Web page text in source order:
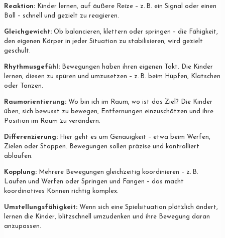
Reaktion: Kinder lernen, auf äußere Reize – z. B. ein Signal oder einen
Ball – schnell und gezielt zu reagieren.
Gleichgewicht: Ob balancieren, klettern oder springen – die Fähigkeit,
den eigenen Körper in jeder Situation zu stabilisieren, wird gezielt
geschult.
Rhythmusgefühl: Bewegungen haben ihren eigenen Takt. Die Kinder
lernen, diesen zu spüren und umzusetzen – z. B. beim Hüpfen, Klatschen
oder Tanzen.
Raumorientierung: Wo bin ich im Raum, wo ist das Ziel? Die Kinder
üben, sich bewusst zu bewegen, Entfernungen einzuschätzen und ihre
Position im Raum zu verändern.
Differenzierung: Hier geht es um Genauigkeit – etwa beim Werfen,
Zielen oder Stoppen. Bewegungen sollen präzise und kontrolliert
ablaufen.
Kopplung: Mehrere Bewegungen gleichzeitig koordinieren – z. B.
Laufen und Werfen oder Springen und Fangen – das macht
koordinatives Können richtig komplex.
Umstellungsfähigkeit: Wenn sich eine Spielsituation plötzlich ändert,
lernen die Kinder, blitzschnell umzudenken und ihre Bewegung daran
anzupassen.